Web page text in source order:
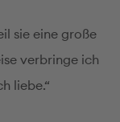
sie eine große
verbringe ich
liebe.“